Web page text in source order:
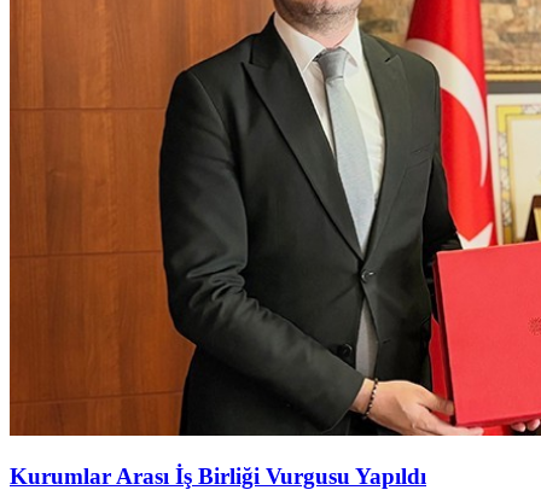
Kurumlar Arası İş Birliği Vurgusu Yapıldı